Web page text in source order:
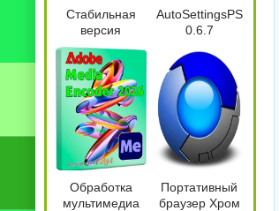
Стабильная
версия
фотошоп
Adobe
Photoshop
2026 27.9.1.1
by KpoJIuK
AutoSettingsPS
0.6.7
westlife
Обработка
мультимедиа
Портативный
браузер Хром